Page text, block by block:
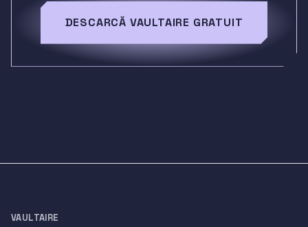
DESCARCĂ VAULTAIRE GRATUIT
VAULTAIRE